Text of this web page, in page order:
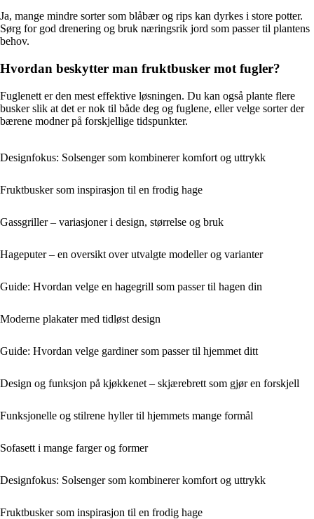
Ja, mange mindre sorter som blåbær og rips kan dyrkes i store potter.
Sørg for god drenering og bruk næringsrik jord som passer til plantens
behov.
Hvordan beskytter man fruktbusker mot fugler?
Fuglenett er den mest effektive løsningen. Du kan også plante flere
busker slik at det er nok til både deg og fuglene, eller velge sorter der
bærene modner på forskjellige tidspunkter.
Designfokus: Solsenger som kombinerer komfort og uttrykk
Fruktbusker som inspirasjon til en frodig hage
Gassgriller – variasjoner i design, størrelse og bruk
Hageputer – en oversikt over utvalgte modeller og varianter
Guide: Hvordan velge en hagegrill som passer til hagen din
Moderne plakater med tidløst design
Guide: Hvordan velge gardiner som passer til hjemmet ditt
Design og funksjon på kjøkkenet – skjærebrett som gjør en forskjell
Funksjonelle og stilrene hyller til hjemmets mange formål
Sofasett i mange farger og former
Designfokus: Solsenger som kombinerer komfort og uttrykk
Fruktbusker som inspirasjon til en frodig hage